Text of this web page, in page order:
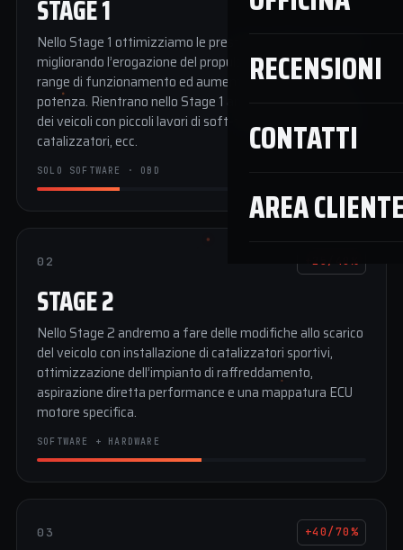
RECENSIONI
CONTATTI
AREA
STAGE 1
Nello Stage 1 ottimizziamo le prestazioni della centralina
migliorando l’erogazione del propulsore in tutto il suo
range di funzionamento ed aumentando la coppia e la
potenza. Rientrano nello Stage 1 anche l’ottimizzazione
dei veicoli con piccoli lavori di soft-tuning quali rimozione
catalizzatori, ecc.
SOLO SOFTWARE · OBD
02 +25/40%
STAGE 2
Nello Stage 2 andremo a fare delle modifiche allo scarico
del veicolo con installazione di catalizzatori sportivi,
ottimizzazione dell’impianto di raffreddamento,
aspirazione diretta performance e una mappatura ECU
motore specifica.
SOFTWARE + HARDWARE
03 +40/70%